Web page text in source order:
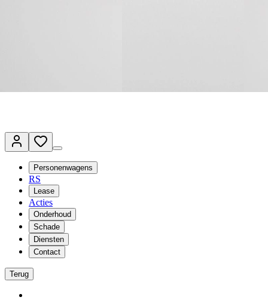
Personenwagens
RS
Lease
Acties
Onderhoud
Schade
Diensten
Contact
Terug